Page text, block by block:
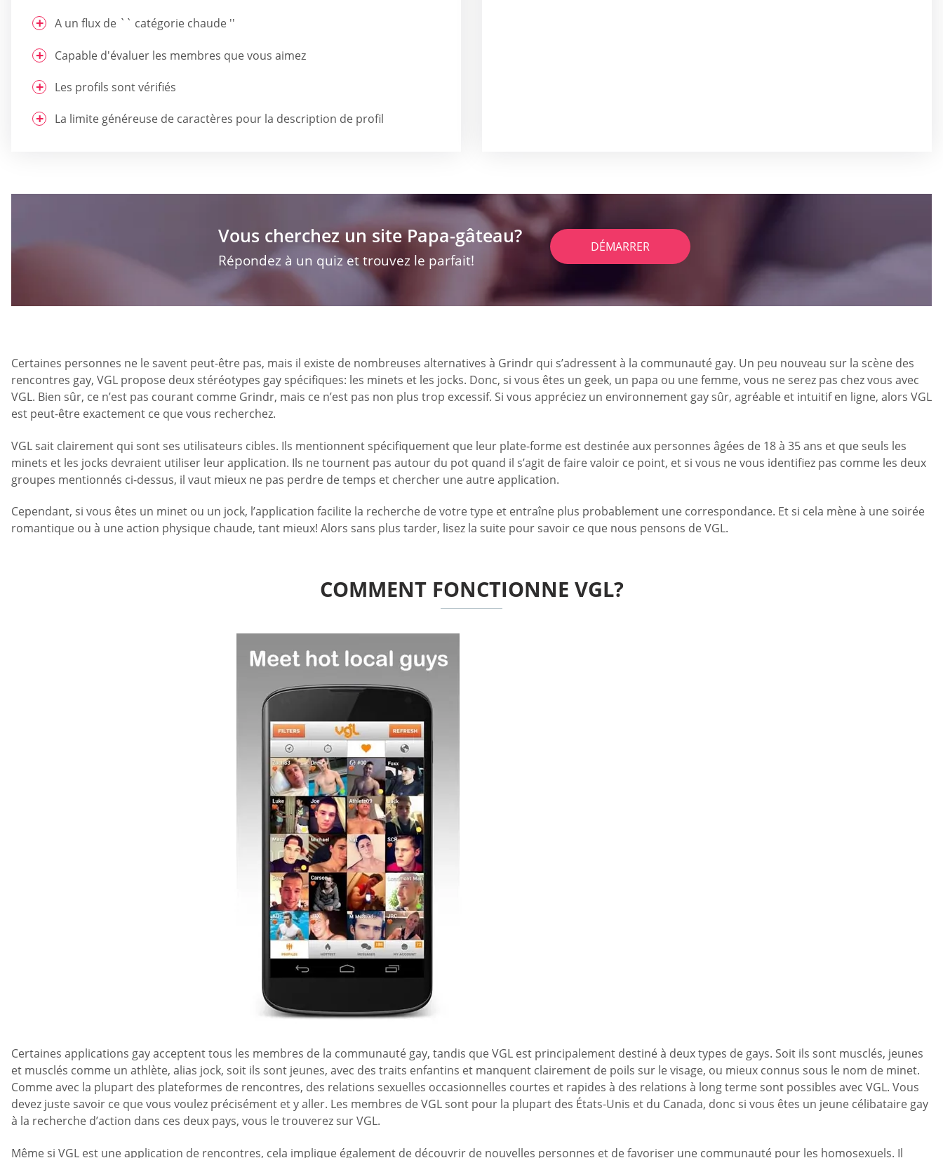
A un flux de `` catégorie chaude ''
Capable d'évaluer les membres que vous aimez
Les profils sont vérifiés
La limite généreuse de caractères pour la description de profil
Vous cherchez un site Papa-gâteau?
Répondez à un quiz et trouvez le parfait!
DÉMARRER
Certaines personnes ne le savent peut-être pas, mais il existe de nombreuses alternatives à Grindr qui s’adressent à la communauté gay. Un peu nouveau sur la scène des
rencontres gay, VGL propose deux stéréotypes gay spécifiques: les minets et les jocks. Donc, si vous êtes un geek, un papa ou une femme, vous ne serez pas chez vous avec
VGL. Bien sûr, ce n’est pas courant comme Grindr, mais ce n’est pas non plus trop excessif. Si vous appréciez un environnement gay sûr, agréable et intuitif en ligne, alors VGL
est peut-être exactement ce que vous recherchez.
VGL sait clairement qui sont ses utilisateurs cibles. Ils mentionnent spécifiquement que leur plate-forme est destinée aux personnes âgées de 18 à 35 ans et que seuls les
minets et les jocks devraient utiliser leur application. Ils ne tournent pas autour du pot quand il s’agit de faire valoir ce point, et si vous ne vous identifiez pas comme les deux
groupes mentionnés ci-dessus, il vaut mieux ne pas perdre de temps et chercher une autre application.
Cependant, si vous êtes un minet ou un jock, l’application facilite la recherche de votre type et entraîne plus probablement une correspondance. Et si cela mène à une soirée
romantique ou à une action physique chaude, tant mieux! Alors sans plus tarder, lisez la suite pour savoir ce que nous pensons de VGL.
COMMENT FONCTIONNE VGL?
Certaines applications gay acceptent tous les membres de la communauté gay, tandis que VGL est principalement destiné à deux types de gays. Soit ils sont musclés, jeunes
et musclés comme un athlète, alias jock, soit ils sont jeunes, avec des traits enfantins et manquent clairement de poils sur le visage, ou mieux connus sous le nom de minet.
Comme avec la plupart des plateformes de rencontres, des relations sexuelles occasionnelles courtes et rapides à des relations à long terme sont possibles avec VGL. Vous
devez juste savoir ce que vous voulez précisément et y aller. Les membres de VGL sont pour la plupart des États-Unis et du Canada, donc si vous êtes un jeune célibataire gay
à la recherche d’action dans ces deux pays, vous le trouverez sur VGL.
Même si VGL est une application de rencontres, cela implique également de découvrir de nouvelles personnes et de favoriser une communauté pour les homosexuels. Il